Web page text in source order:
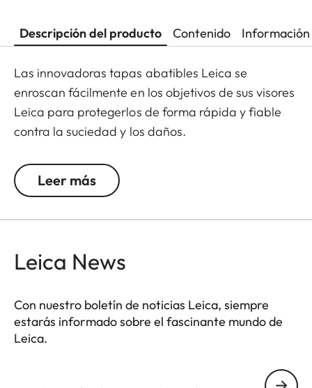
Descripción del producto Contenido
Las innovadoras tapas abatibles Leica se
enroscan fácilmente en los objetivos de sus visores
Leica para protegerlos de forma rápida y fiable
contra la suciedad y los daños.
de alta calidad están fabricadas en material de
base polimérica, lo que las hace especialmente
Leica.
Leer más
Leica News
Con nuestro boletín de noticias Leica, siempre
estarás informado sobre el fascinante mundo de
Leica.